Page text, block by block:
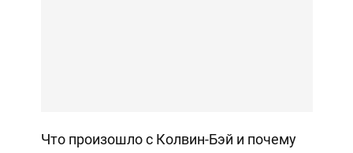
Что произошло с Колвин-Бэй и почему